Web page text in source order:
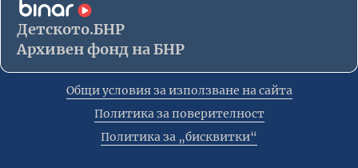
Детското.БНР
Архивен фонд на БНР
Общи условия за използване на сайта
Политика за поверителност
Политика за „бисквитки“